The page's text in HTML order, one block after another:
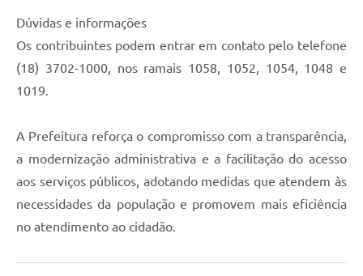
Dúvidas e informações
Os contribuintes podem entrar em contato pelo telefone
(18) 3702-1000, nos ramais 1058, 1052, 1054, 1048 e
1019.
A Prefeitura reforça o compromisso com a transparência,
a modernização administrativa e a facilitação do acesso
aos serviços públicos, adotando medidas que atendem às
necessidades da população e promovem mais eficiência
no atendimento ao cidadão.